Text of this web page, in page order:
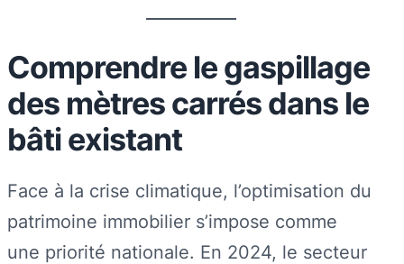
Comprendre le gaspillage
des mètres carrés dans le
bâti existant
Face à la crise climatique, l’optimisation du
patrimoine immobilier s’impose comme
une priorité nationale. En 2024, le secteur